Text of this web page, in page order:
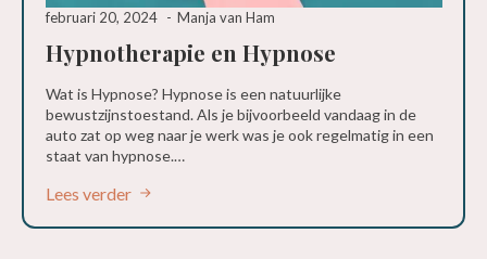
Hypnotherapie en Hypnose
februari 20, 2024 Manja van Ham
Wat is Hypnose? Hypnose is een natuurlijke
bewustzijnstoestand. Als je bijvoorbeeld vandaag in de
auto zat op weg naar je werk was je ook regelmatig in een
staat van hypnose.…
Lees verder